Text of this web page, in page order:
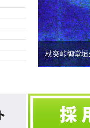
杖突峠御堂垣